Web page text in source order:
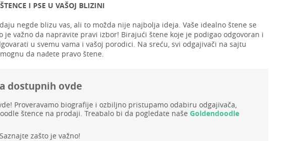
I PSE U VAŠOJ BLIZINI
negde blizu vas, ali to možda nije najbolja ideja. Vaše idealno štene se
je važno da napravite pravi izbor! Birajući štene koje je podigao odgovoran i
u svemu vama i vašoj porodici. Na sreću, svi odgajivači na sajtu
da nađete pravo štene.
dostupnih ovde
Proveravamo biografije i ozbiljno pristupamo odabiru odgajivača,
štence na prodaji. Treabalo bi da pogledate naše Goldendoodle
Saznajte zašto je važno!